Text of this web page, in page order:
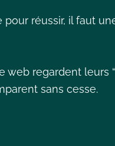
réussir, il faut
regardent leurs
sans cesse.